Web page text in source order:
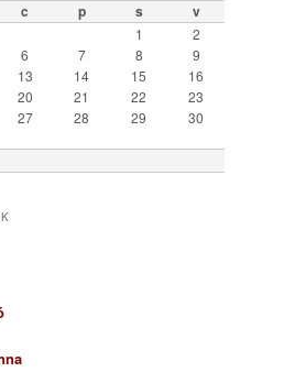
c p s v
1
2
6 7 8
9
13 14 15
16
20 21 22
23
27 28 29
30